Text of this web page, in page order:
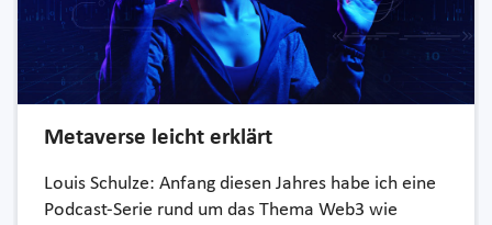
Metaverse leicht erklärt
Louis Schulze: Anfang diesen Jahres habe ich eine
Podcast-Serie rund um das Thema Web3 wie